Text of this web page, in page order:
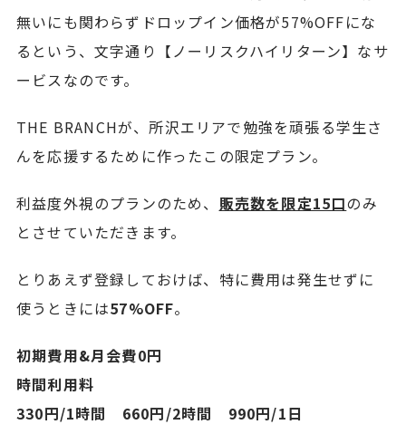
無いにも関わらずドロップイン価格が57%OFFにな
るという、文字通り【ノーリスクハイリターン】なサ
ービスなのです。
THE BRANCHが、所沢エリアで勉強を頑張る学生さ
んを応援するために作ったこの限定プラン。
利益度外視のプランのため、 販売数を限定15口のみ
とさせていただきます。
とりあえず登録しておけば、特に費用は発生せずに
使うときには57%OFF。
初期費用&月会費0円
時間利用料
330円/1時間 660円/2時間 990円/1日